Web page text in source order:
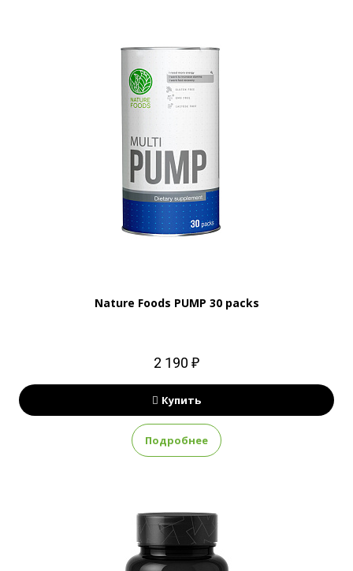
Nature Foods PUMP 30 packs
2 190 ₽
Купить
Подробнее